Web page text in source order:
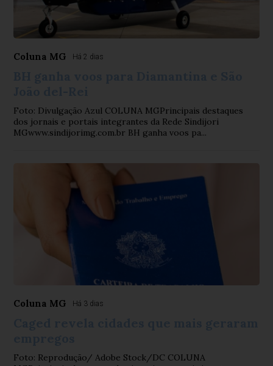
Coluna MG Há 2 dias
Foto: Divulgação Azul COLUNA MGPrincipais destaques
dos jornais e portais integrantes da Rede Sindijori
MGwww.sindijorimg.com.br BH ganha voos pa...
Coluna MG Há 3 dias
Foto: Reprodução/ Adobe Stock/DC COLUNA